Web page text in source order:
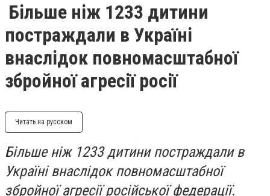
Більше ніж 1233 дитини
постраждали в Україні
внаслідок повномасштабної
збройної агресії росії
Читать на русском
Більше ніж 1233 дитини постраждали в
Україні внаслідок повномасштабної
збройної агресії російської федерації.